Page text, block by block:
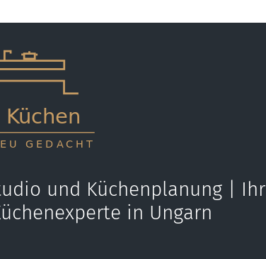
und Küchenplanung | Ihr
in Ungarn